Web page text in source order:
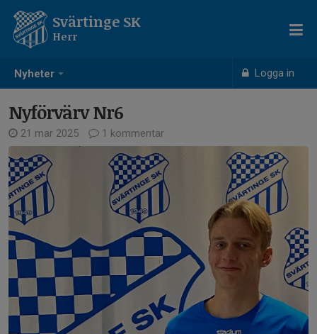
Nyheter Logga in
Svärtinge SK
Herr
Nyförvärv Nr6
21 mar 2025 1 kommentar